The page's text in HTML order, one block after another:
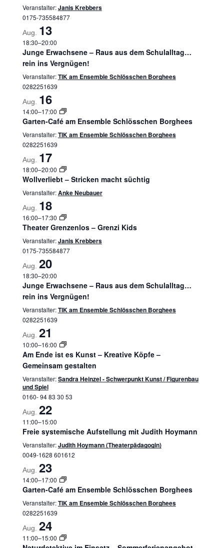
Veranstalter:Janis Krebbers
0175-735584877
Aug. 13
18:30–20:00
Junge Erwachsene – Raus aus dem Schulalltag…
rein ins Vergnügen!
Veranstalter:TIK am Ensemble Schlösschen Borghees
0282251639
Aug. 16
14:00–17:00
Garten-Café am Ensemble Schlösschen Borghees
Veranstalter:TIK am Ensemble Schlösschen Borghees
0282251639
Aug. 17
18:00–20:00
Wollverliebt – Stricken macht süchtig
Veranstalter:Anke Neubauer
Aug. 18
16:00–17:30
Theater Grenzenlos – Grenzi Kids
Veranstalter:Janis Krebbers
0175-735584877
Aug. 20
18:30–20:00
Junge Erwachsene – Raus aus dem Schulalltag…
rein ins Vergnügen!
Veranstalter:TIK am Ensemble Schlösschen Borghees
0282251639
Aug. 21
10:00–16:00
Am Ende ist es Kunst – Kreative Köpfe –
Gemeinsam gestalten
Veranstalter:Sandra Heinzel - Schwerpunkt Kunst / Figurenbau
und Spiel
0160- 94 83 30 53
Aug. 22
11:00–15:00
Freie systemische Aufstellung mit Judith Hoymann
Veranstalter:Judith Hoymann (Theaterpädagogin)
0049-1628 601612
Aug. 23
14:00–17:00
Garten-Café am Ensemble Schlösschen Borghees
Veranstalter:TIK am Ensemble Schlösschen Borghees
0282251639
Aug. 24
11:00–15:00